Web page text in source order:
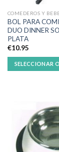
COMEDEROS Y
BOL PARA
DUO DINNER
PLATA
€10.95
SELECCIONAR